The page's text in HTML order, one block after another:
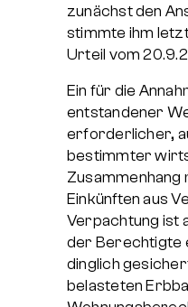
zunächst den
stimmte ihm
Urteil vom
Ein für die
entstandener
erforderlicher,
bestimmter
Zusammenhang
Einkünften aus
Verpachtung ist
der Berechtigte
dinglich
belasteten